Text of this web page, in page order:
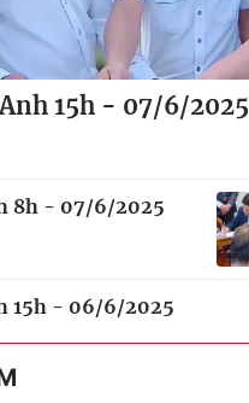
15h - 07/6/2025
8h - 07/6/2025
15h - 06/6/2025